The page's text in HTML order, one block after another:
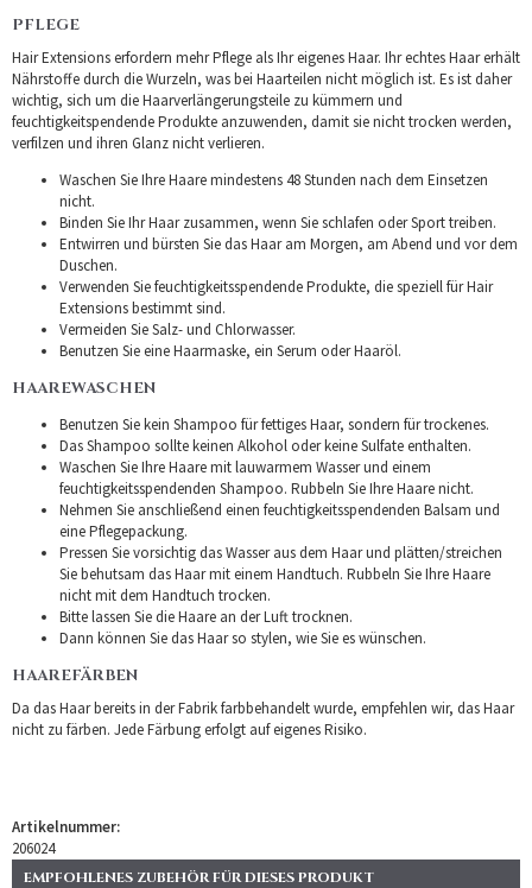
PFLEGE
Hair Extensions erfordern mehr Pflege als Ihr eigenes Haar. Ihr echtes Haar erhält
Nährstoffe durch die Wurzeln, was bei Haarteilen nicht möglich ist. Es ist daher
wichtig, sich um die Haarverlängerungsteile zu kümmern und
feuchtigkeitspendende Produkte anzuwenden, damit sie nicht trocken werden,
verfilzen und ihren Glanz nicht verlieren.
Waschen Sie Ihre Haare mindestens 48 Stunden nach dem Einsetzen
nicht.
Binden Sie Ihr Haar zusammen, wenn Sie schlafen oder Sport treiben.
Entwirren und bürsten Sie das Haar am Morgen, am Abend und vor dem
Duschen.
Verwenden Sie feuchtigkeitsspendende Produkte, die speziell für Hair
Extensions bestimmt sind.
Vermeiden Sie Salz- und Chlorwasser.
Benutzen Sie eine Haarmaske, ein Serum oder Haaröl.
HAAREWASCHEN
Benutzen Sie kein Shampoo für fettiges Haar, sondern für trockenes.
Das Shampoo sollte keinen Alkohol oder keine Sulfate enthalten.
Waschen Sie Ihre Haare mit lauwarmem Wasser und einem
feuchtigkeitsspendenden Shampoo. Rubbeln Sie Ihre Haare nicht.
Nehmen Sie anschließend einen feuchtigkeitsspendenden Balsam und
eine Pflegepackung.
Pressen Sie vorsichtig das Wasser aus dem Haar und plätten/streichen
Sie behutsam das Haar mit einem Handtuch. Rubbeln Sie Ihre Haare
nicht mit dem Handtuch trocken.
Bitte lassen Sie die Haare an der Luft trocknen.
Dann können Sie das Haar so stylen, wie Sie es wünschen.
HAAREFÄRBEN
Da das Haar bereits in der Fabrik farbbehandelt wurde, empfehlen wir, das Haar
nicht zu färben. Jede Färbung erfolgt auf eigenes Risiko.
Artikelnummer:
206024
EMPFOHLENES ZUBEHÖR FÜR DIESES PRODUKT